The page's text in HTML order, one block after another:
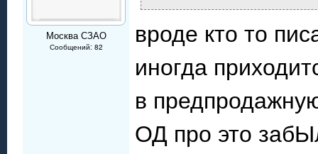
Москва СЗАО
Сообщений: 82
вроде кто то
иногда
в
ОД про это